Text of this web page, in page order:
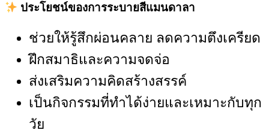
ประโยชน์ของการระบายสีแมนดาลา
ช่วยให้รู้สึกผ่อนคลาย ลดความตึงเครียด
ฝึกสมาธิและความจดจ่อ
ส่งเสริมความคิดสร้างสรรค์
เป็นกิจกรรมที่ทำได้ง่ายและเหมาะกับทุก
วัย